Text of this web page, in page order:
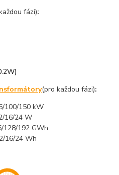
fázi):
(pro každou fázi):
100/150 kW
16/24 W
128/192 GWh
16/24 Wh